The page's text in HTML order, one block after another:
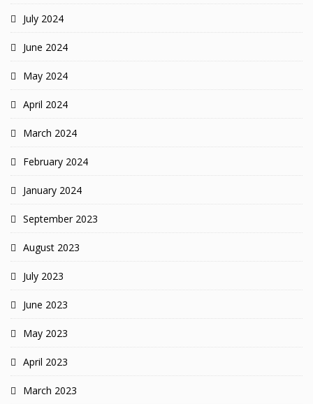
July 2024
June 2024
May 2024
April 2024
March 2024
February 2024
January 2024
September 2023
August 2023
July 2023
June 2023
May 2023
April 2023
March 2023